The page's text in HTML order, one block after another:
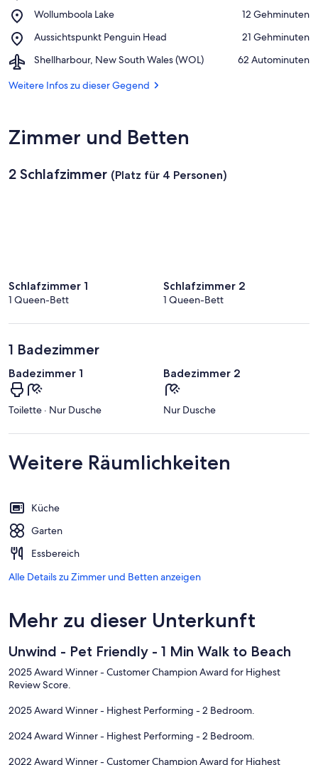
Beach
Wollumboola Lake
Place,
Lake
‪12 Gehminuten‬
Aussichtspunkt Penguin Head
Place,
Penguin
‪21 Gehminuten‬
Shellharbour, New South Wales (WOL)
Airport,
New
‪62 Autominuten‬
Weitere Infos zu dieser Gegend
Zimmer und Betten
2 Schlafzimmer (Platz für 4 Personen)
Schlafzimmer 1
1 Queen-Bett
Schlafzimmer 2
1 Queen-Bett
1 Badezimmer
Badezimmer 1
Toilette · Nur Dusche
Badezimmer 2
Nur Dusche
Weitere Räumlichkeiten
Küche
Garten
Essbereich
Alle Details zu Zimmer und Betten anzeigen
Mehr zu dieser Unterkunft
Unwind - Pet Friendly - 1 Min Walk to Beach
2025 Award Winner - Customer Champion Award for Highest
Review Score.
2025 Award Winner - Highest Performing - 2 Bedroom.
2024 Award Winner - Highest Performing - 2 Bedroom.
2022 Award Winner - Customer Champion Award for Highest